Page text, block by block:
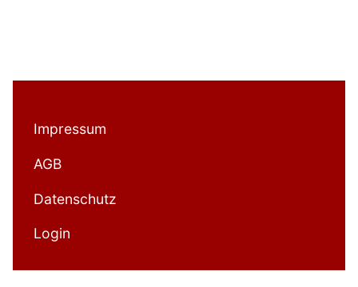
Impressum
AGB
Datenschutz
Login